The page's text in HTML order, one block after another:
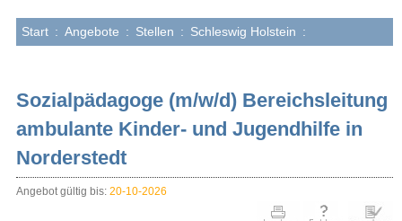
Start : Angebote : Stellen : Schleswig Holstein :
Sozialpädagoge (m/w/d) Bereichsleitung
ambulante Kinder- und Jugendhilfe in
Norderstedt
Angebot gültig bis: 20-10-2026